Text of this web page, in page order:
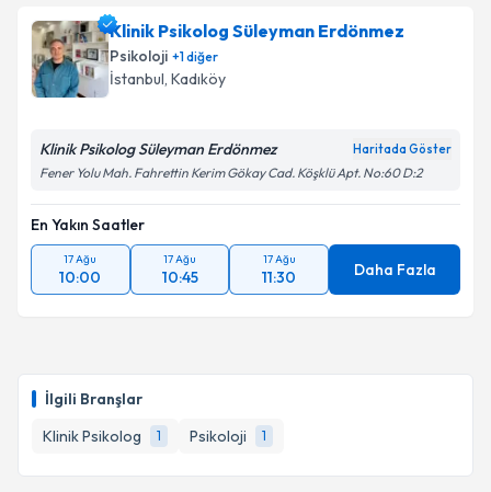
İlgili Branşlar
Klinik Psikolog
1 Psikoloji 1
Klinik Psikolog Süleyman Erdönmez
Psikoloji +1diğer
İstanbul, Kadıköy
Klinik Psikolog Süleyman Erdönmez Haritada Göster
Fener Yolu Mah. Fahrettin Kerim Gökay Cad. Köşklü Apt. No:60 D:2
En Yakın Saatler
17 Ağu
10:00
17 Ağu
10:45
17 Ağu
11:30 Daha Fazla